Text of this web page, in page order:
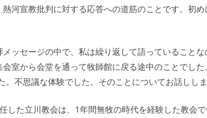
河宣教批判に対する応答への道筋のことです。初
ッセージの中で、私は繰り返して語っていること
室から会堂を通って牧師館に戻る途中のことでし
。不思議な体験でした。そのことについてお話ししま
した立川教会は、1年間無牧の時代を経験した教会